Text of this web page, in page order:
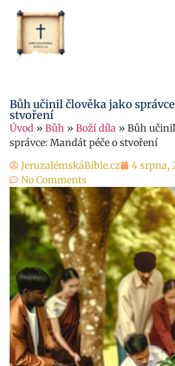
Bůh učinil člověka jako
stvoření
Úvod » Bůh » Boží díla » Bůh
správce: Mandát péče o stvoření
JeruzalémskáBible.cz
4 srpna,
No Comments